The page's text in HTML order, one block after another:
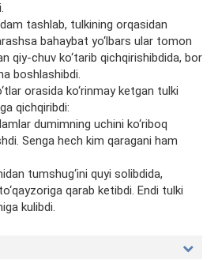
tashlab, tulkining orqasidan
bahaybat yo‘lbars ular tomon
qiy-chuv ko‘tarib qichqirishibdida, bor
boshlashibdi.
orasida ko‘rinmay ketgan tulki
qichqiribdi:
dumimning uchini ko‘riboq
Senga hech kim qaragani ham
tumshug‘ini quyi solibdida,
qarab ketibdi. Endi tulki
kulibdi.